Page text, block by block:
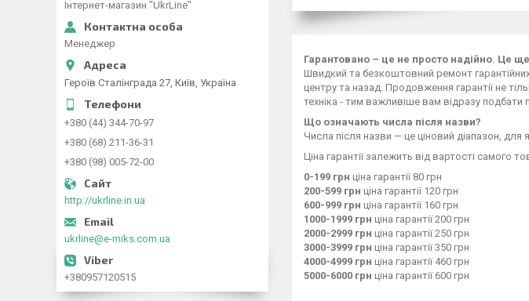
Гарантовано – це не просто надійно. Це
Швидкий та безкоштовний ремонт
центру та назад. Продовження гарантії не
техніка - тим важливіше вам відразу подбати
Що означають числа після назви?
Числа після назви — це ціновий діапазон, для
Ціна гарантії залежить від вартості самого
0-199 грн ціна гарантії 80 грн
200-599 грн ціна гарантії 120 грн
600-999 грн ціна гарантії 160 грн
1000-1999 грн ціна гарантії 200 грн
2000-2999 грн ціна гарантії 250 грн
3000-3999 грн ціна гарантії 350 грн
4000-4999 грн ціна гарантії 460 грн
5000-6000 грн ціна гарантії 600 грн
Інтернет-магазин "UkrLine"
Менеджер
Героїв Сталінграда 27, Київ, Україна
+380 (44) 344-70-97
+380 (68) 211-36-31
+380 (98) 005-72-00
http://ukrline.in.ua
ukrline@e-miks.com.ua
+380957120515